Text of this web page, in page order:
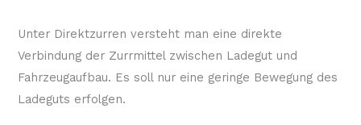
Unter Direktzurren versteht man eine direkte
Verbindung der Zurrmittel zwischen Ladegut und
Fahrzeugaufbau. Es soll nur eine geringe Bewegung des
Ladeguts erfolgen.